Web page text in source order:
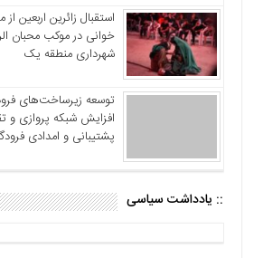
استقبال زائرین اربعین از
خوانی در موکب محبان
شهرداری منطقه یک
توسعه زیرساخت‌های
افزایش شبکه پروازی و
پشتیبانی و امدادی
:: یادداشت سیاسی